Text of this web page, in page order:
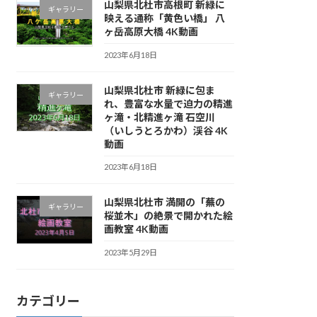
ギャラリー
山梨県北杜市高根町 新緑に
映える通称「黄色い橋」 八
ヶ岳高原大橋 4K動画
2023年6月18日
ギャラリー
山梨県北杜市 新緑に包ま
れ、豊富な水量で迫力の精進
ヶ滝・北精進ヶ滝 石空川
（いしうとろかわ）渓谷 4K
動画
2023年6月18日
ギャラリー
山梨県北杜市 満開の「蕪の
桜並木」の絶景で開かれた絵
画教室 4K動画
2023年5月29日
カテゴリー